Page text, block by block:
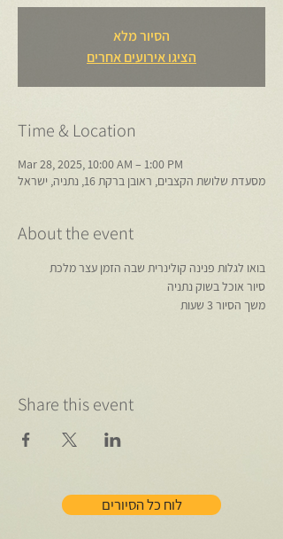
הסיור מלא
הציגו אירועים אחרים
Time & Location
Mar 28, 2025, 10:00 AM – 1:00 PM
מסעדת שלושת הקצבים, ראובן ברקת 16, נתניה, ישראל
About the event
בואו לגלות פנינה קולינרית שבה הזמן עצר מלכת
סיור אוכל בשוק נתניה
משך הסיור 3 שעות
Share this event
לוח כל הסיורים